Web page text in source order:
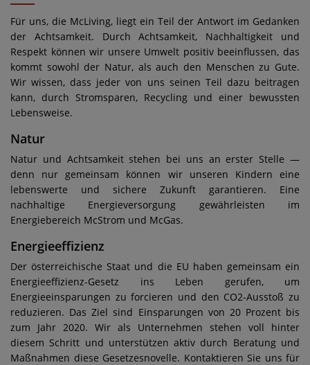
Für uns, die McLiving, liegt ein Teil der Antwort im Gedanken
der Achtsamkeit. Durch Achtsamkeit, Nachhaltigkeit und
Respekt können wir unsere Umwelt positiv beeinflussen, das
kommt sowohl der Natur, als auch den Menschen zu Gute.
Wir wissen, dass jeder von uns seinen Teil dazu beitragen
kann, durch Stromsparen, Recycling und einer bewussten
Lebensweise.
Natur
Natur und Achtsamkeit stehen bei uns an erster Stelle —
denn nur gemeinsam können wir unseren Kindern eine
lebenswerte und sichere Zukunft garantieren. Eine
nachhaltige Energieversorgung gewährleisten im
Energiebereich McStrom und McGas.
Energieeffizienz
Der österreichische Staat und die EU haben gemeinsam ein
Energieeffizienz-Gesetz ins Leben gerufen, um
Energieeinsparungen zu forcieren und den CO2-Ausstoß zu
reduzieren. Das Ziel sind Einsparungen von 20 Prozent bis
zum Jahr 2020. Wir als Unternehmen stehen voll hinter
diesem Schritt und unterstützen aktiv durch Beratung und
Maßnahmen diese Gesetzesnovelle. Kontaktieren Sie uns für